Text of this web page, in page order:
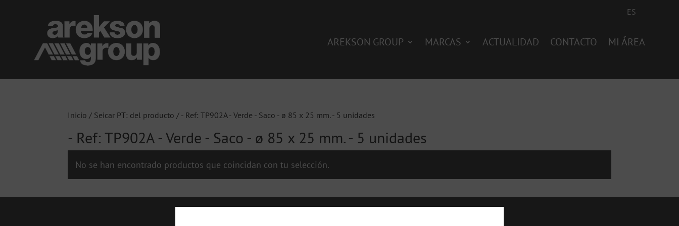
ES
AREKSON GROUP MARCAS ACTUALIDAD CONTACTO MI ÁREA
Inicio / Seicar PT: del producto / - Ref: TP902A - Verde - Saco - ø 85 x 25 mm. - 5 unidades
- Ref: TP902A - Verde - Saco - ø 85 x 25 mm. - 5 unidades
No se han encontrado productos que coincidan con tu selección.